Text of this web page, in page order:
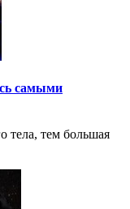
самыми
тела, тем большая